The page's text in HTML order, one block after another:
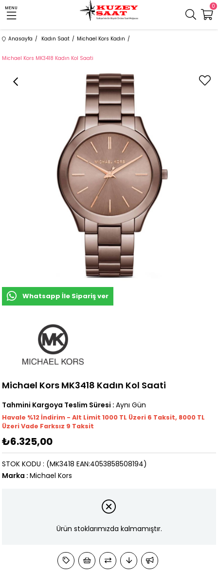
MENU 0
Anasayfa Kadın Saat Michael Kors Kadın
Michael Kors MK3418 Kadın Kol Saati
Whatsapp İle Sipariş ver
Michael Kors MK3418 Kadın Kol Saati
Tahmini Kargoya Teslim Süresi : Aynı Gün
Havale %12 İndirim - Alt Limit 1000 TL Üzeri 6 Taksit, 8000 TL
Üzeri Vade Farksız 9 Taksit
₺6.325,00
(MK3418 EAN:4053858508194)
STOK KODU
Marka : Michael Kors
Ürün stoklarımızda kalmamıştır.